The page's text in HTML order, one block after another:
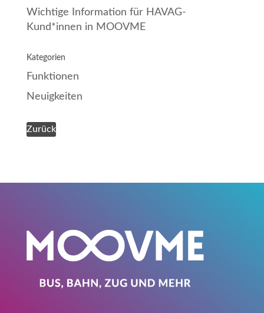
Wichtige Information für HAVAG-
Kund*innen in MOOVME
Kategorien
Funktionen
Neuigkeiten
Zurück